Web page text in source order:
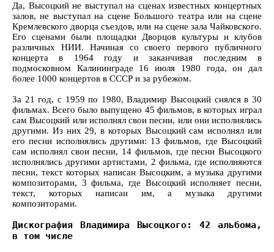
Да, Высоцкий не выступал на сценах известных концертных
залов, не выступал на сцене Большого театра или на сцене
Кремлевского дворца съездов, или на сцене зала Чайковского.
Его сценами были площадки Дворцов культуры и клубов
различных НИИ. Начиная со своего первого публичного
концерта в 1964 году и заканчивая последним в
подмосковном Калининграде 16 июля 1980 года, он дал
более 1000 концертов в СССР и за рубежом.
За 21 год, с 1959 по 1980, Владимир Высоцкий снялся в 30
фильмах. Всего было выпущено 45 фильмов, в которых играл
сам Высоцкий или исполнял свои песни, или они исполнялись
другими. Из них 29, в которых Высоцкий сам исполнял или
его песни исполнялись другими: 13 фильмов, где Высоцкий
сам исполнял свои песни, 14 фильмов, где песни Высоцкого
исполнялись другими артистами, 2 фильма, где исполняются
песни, текст которых написан Высоцким, а музыка другими
композиторами, 3 фильма, где Высоцкий исполняет песни,
текст, которых написан им, а музыка другими
композиторами.
Дискография Владимира Высоцкого: 42 альбома,
в том числе